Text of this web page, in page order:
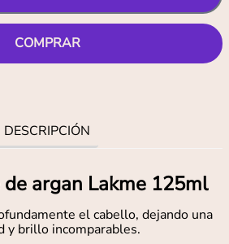
COMPRAR
DESCRIPCIÓN
de argan Lakme 125ml
el cabello, dejando una
y brillo incomparables.